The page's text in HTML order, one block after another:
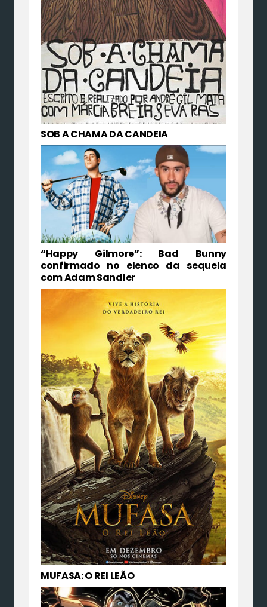
SOB A CHAMA DA CANDEIA
“Happy Gilmore”: Bad Bunny
confirmado no elenco da sequela
com Adam Sandler
MUFASA: O REI LEÃO